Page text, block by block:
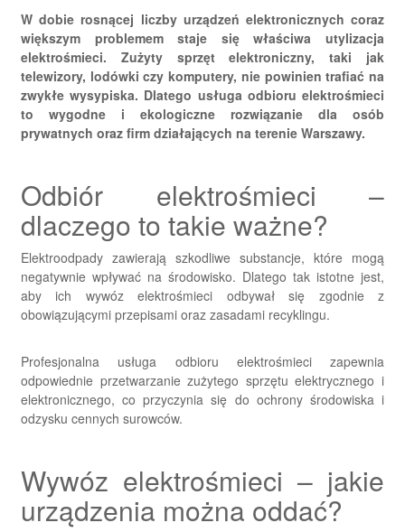
W dobie rosnącej liczby urządzeń elektronicznych coraz
większym problemem staje się właściwa utylizacja
elektrośmieci. Zużyty sprzęt elektroniczny, taki jak
telewizory, lodówki czy komputery, nie powinien trafiać na
zwykłe wysypiska. Dlatego usługa odbioru elektrośmieci
to wygodne i ekologiczne rozwiązanie dla osób
prywatnych oraz firm działających na terenie Warszawy.
Odbiór elektrośmieci –
dlaczego to takie ważne?
Elektroodpady zawierają szkodliwe substancje, które mogą
negatywnie wpływać na środowisko. Dlatego tak istotne jest,
aby ich wywóz elektrośmieci odbywał się zgodnie z
obowiązującymi przepisami oraz zasadami recyklingu.
Profesjonalna usługa odbioru elektrośmieci zapewnia
odpowiednie przetwarzanie zużytego sprzętu elektrycznego i
elektronicznego, co przyczynia się do ochrony środowiska i
odzysku cennych surowców.
Wywóz elektrośmieci – jakie
urządzenia można oddać?